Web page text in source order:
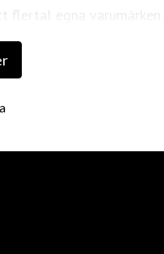
egna varumärken.
av entreprenörerna
De har båda en